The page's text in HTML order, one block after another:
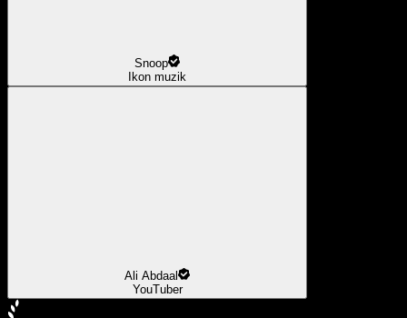
Snoop
Ikon muzik
Ali Abdaal
YouTuber